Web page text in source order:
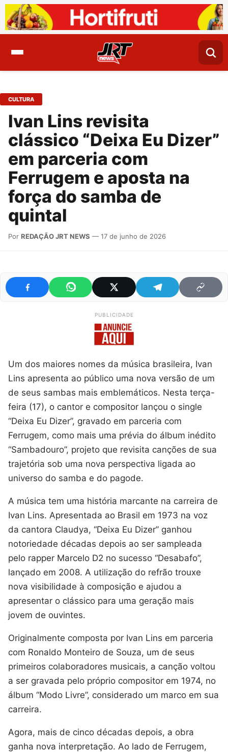
CULTURA
Ivan Lins revisita
clássico “Deixa Eu Dizer”
em parceria com
Ferrugem e aposta na
força do samba de
quintal
Por REDAÇÃO JRT NEWS — 17 de junho de 2026
PUBLICIDADE
Um dos maiores nomes da música brasileira, Ivan
Lins apresenta ao público uma nova versão de um
de seus sambas mais emblemáticos. Nesta terça-
feira (17), o cantor e compositor lançou o single
“Deixa Eu Dizer”, gravado em parceria com
Ferrugem, como mais uma prévia do álbum inédito
“Sambadouro”, projeto que revisita canções de sua
trajetória sob uma nova perspectiva ligada ao
universo do samba e do pagode.
A música tem uma história marcante na carreira de
Ivan Lins. Apresentada ao Brasil em 1973 na voz
da cantora Claudya, “Deixa Eu Dizer” ganhou
notoriedade décadas depois ao ser sampleada
pelo rapper Marcelo D2 no sucesso “Desabafo”,
lançado em 2008. A utilização do refrão trouxe
nova visibilidade à composição e ajudou a
apresentar o clássico para uma geração mais
jovem de ouvintes.
Originalmente composta por Ivan Lins em parceria
com Ronaldo Monteiro de Souza, um de seus
primeiros colaboradores musicais, a canção voltou
a ser gravada pelo próprio compositor em 1974, no
álbum “Modo Livre”, considerado um marco em sua
carreira.
Agora, mais de cinco décadas depois, a obra
ganha nova interpretação. Ao lado de Ferrugem,